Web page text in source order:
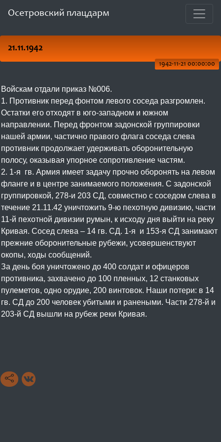
Осетровский плацдарм
21.11.1942
1942-11-21 00:00:00
Войскам отдали приказ №006.
1. Противник перед фонтом левого соседа разгромлен.
Остатки его отходят в юго-западном и южном
направлении. Перед фронтом задонской группировки
нашей армии, частично правого флага соседа слева
противник продолжает удерживать оборонительную
полосу, оказывая упорное сопротивление частям.
2. 1-я гв. Армия имеет задачу прочно оборонять на левом
фланге и в центре занимаемого положения. С задонской
группировкой, 278-и 203 СД, совместно с соседом слева в
течение 21.11.42 уничтожить 9-ю пехотную дивизию, части
11-й пехотной дивизии румын, к исходу дня выйти на реку
Кривая. Сосед слева – 14 гв. СД. 1-я и 153-я СД занимают
прежние оборонительные рубежи, усовершенствуют
окопы, ходы сообщений.
За день боя уничтожено до 400 солдат и офицеров
противника, захвачено до 100 пленных, 12 станковых
пулеметов, одно орудие, 200 винтовок. Наши потери: в 14
гв. СД до 200 человек убитыми и ранеными. Части 278-й и
203-й СД вышли на рубеж реки Кривая.